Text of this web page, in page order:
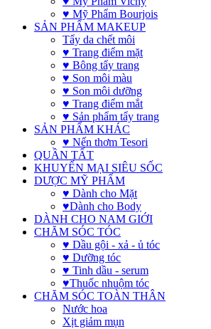
♥ Mỹ Phẩm Bourjois
SẢN PHẨM MAKEUP
Tẩy da chết môi
♥ Trang điểm mặt
♥ Bông tẩy trang
♥ Son môi màu
♥ Son môi dưỡng
♥ Trang điểm mắt
♥ Sản phẩm tẩy trang
SẢN PHẨM KHÁC
♥ Nến thơm Tesori
QUẦN TẤT
KHUYẾN MẠI SIÊU SỐC
DƯỢC MỸ PHẨM
♥ Dành cho Mặt
♥Dành cho Body
DÀNH CHO NAM GIỚI
CHĂM SÓC TÓC
♥ Dầu gội - xả - ủ tóc
♥ Dưỡng tóc
♥ Tinh dầu - serum
♥Thuốc nhuộm tóc
CHĂM SÓC TOÀN THÂN
Nước hoa
Xịt giảm mụn